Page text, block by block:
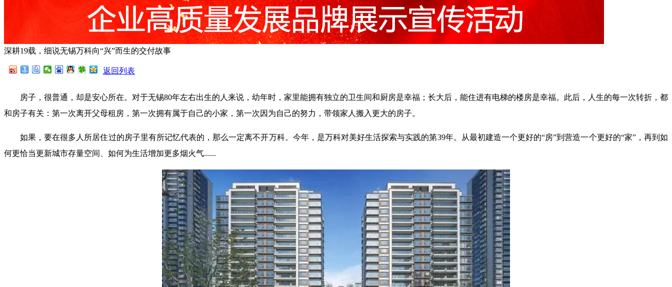
深耕19载，细说无锡万科向“兴”而生的交付故事
返回列表
房子，很普通，却是安心所在。对于无锡80年左右出生的人来说，幼年时，家里能拥有独立的卫生间和厨房是幸福；长大后，能住进有电梯的楼房是幸福。此后，人生的每一次转折，都
和房子有关：第一次离开父母租房，第一次拥有属于自己的小家，第一次因为自己的努力，带领家人搬入更大的房子。
如果，要在很多人所居住过的房子里有所记忆代表的，那么一定离不开万科。今年，是万科对美好生活探索与实践的第39年。从最初建造一个更好的“房”到营造一个更好的“家”，再到如
何更恰当更新城市存量空间、如何为生活增加更多烟火气......